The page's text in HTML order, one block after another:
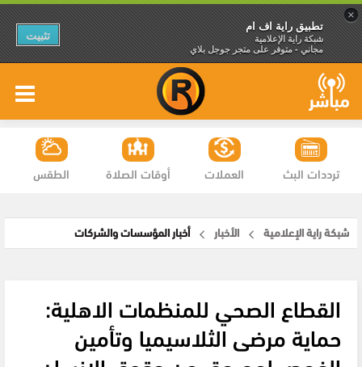
×
تطبيق راية اف ام
شبكة راية الإعلامية
مجاني - متوفر على متجر جوجل بلاي
تثبيت
الطقس أوقات الصلاة العملات ترددات البث
شبكة راية الإعلامية الأخبار أخبار المؤسسات والشركات
القطاع الصحي للمنظمات الاهلية:
حماية مرضى الثلاسيميا وتأمين